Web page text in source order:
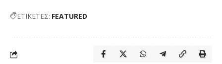
ΕΤΙΚΕΤΕΣ: FEATURED